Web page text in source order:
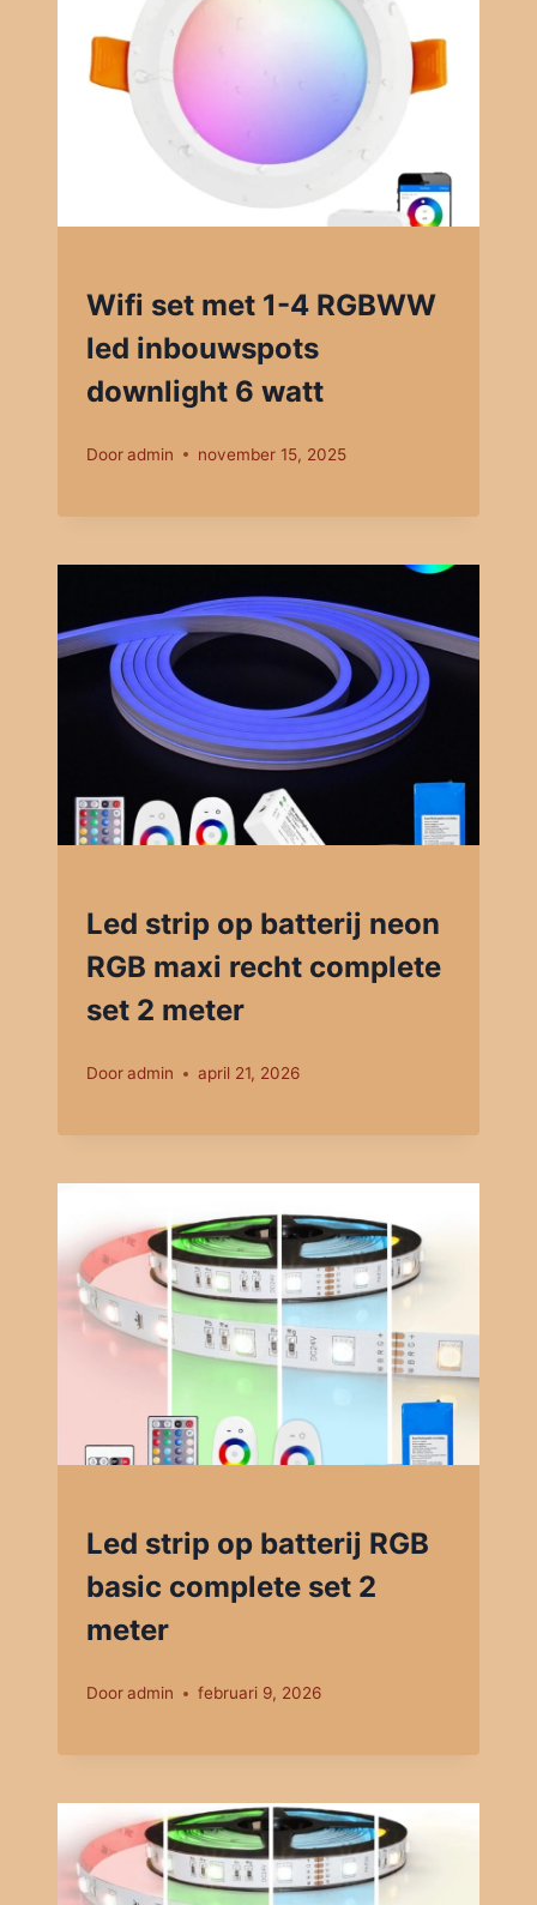
Wifi set met 1-4 RGBWW
led inbouwspots
downlight 6 watt
Dooradmin november 15, 2025
Led strip op batterij neon
RGB maxi recht complete
set 2 meter
Dooradmin april 21, 2026
Led strip op batterij RGB
basic complete set 2
meter
Dooradmin februari 9, 2026